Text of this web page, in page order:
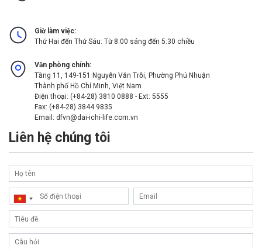
Giờ làm việc:
Thứ Hai đến Thứ Sáu: Từ 8:00 sáng đến 5:30 chiều
Văn phòng chính:
Tầng 11, 149-151 Nguyễn Văn Trỗi, Phường Phú Nhuận
Thành phố Hồ Chí Minh, Việt Nam
Điện thoại: (+84-28) 3810 0888 - Ext: 5555
Fax: (+84-28) 3844 9835
Email: dfvn@dai-ichi-life.com.vn
Liên hệ chúng tôi